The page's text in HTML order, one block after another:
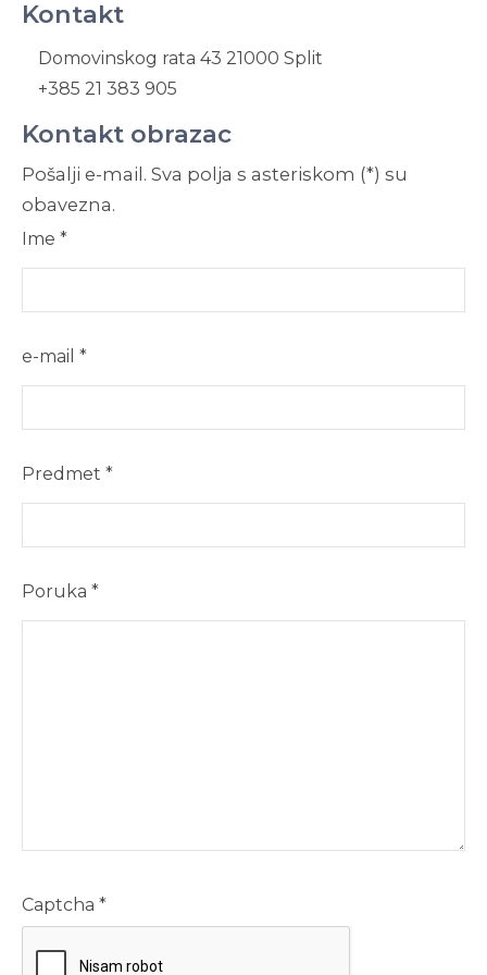
Kontakt
Domovinskog rata 43 21000 Split
+385 21 383 905
Kontakt obrazac
Pošalji e-mail. Sva polja s asteriskom (*) su
obavezna.
Ime *
e-mail *
Predmet *
Poruka *
Captcha *